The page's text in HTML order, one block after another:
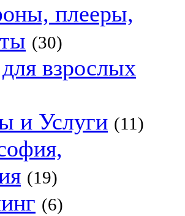
плееры,
(30)
взрослых
и Услуги (11)
(19)
(6)